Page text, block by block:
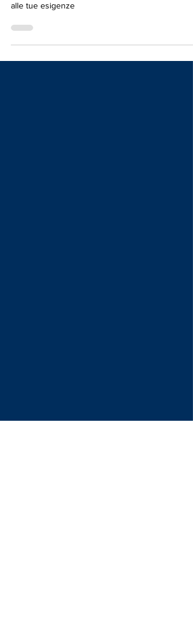
Digital Facility offre alla tua azienda i migliori
alle tue esigenze